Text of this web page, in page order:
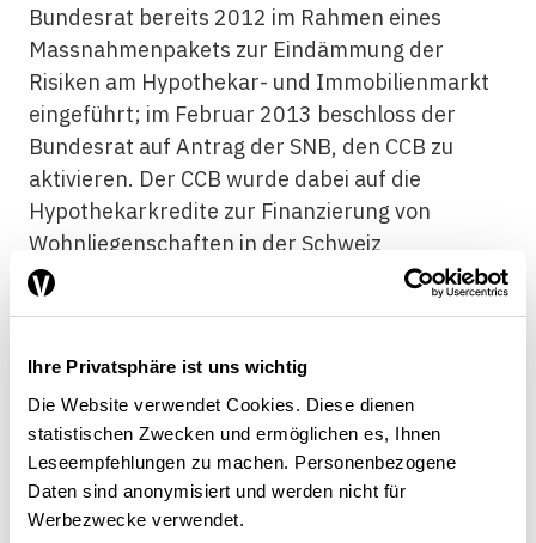
Ihre Privatsphäre ist uns wichtig
Die Website verwendet Cookies. Diese dienen
statistischen Zwecken und ermöglichen es, Ihnen
Leseempfehlungen zu machen. Personenbezogene
Daten sind anonymisiert und werden nicht für
Werbezwecke verwendet.
Bundesrat bereits 2012 im Rahmen eines
Massnahmenpakets zur Eindämmung der
Risiken am Hypothekar- und Immobilienmarkt
eingeführt; im Februar 2013 beschloss der
Bundesrat auf Antrag der SNB, den CCB zu
aktivieren. Der CCB wurde dabei auf die
Hypothekarkredite zur Finanzierung von
Wohnliegenschaften in der Schweiz
ausgerichtet. Die Banken wurden verpflichtet
der entsprechenden risikogewichteten
Positionen zu halten.
Nach Art. 72 ERV direkt oder indirekt
grundpfandgesicherte risikogewichtete
Positionen, bei denen eine Wohnliegenschaft im
Inland als Grundpfand fungiert.